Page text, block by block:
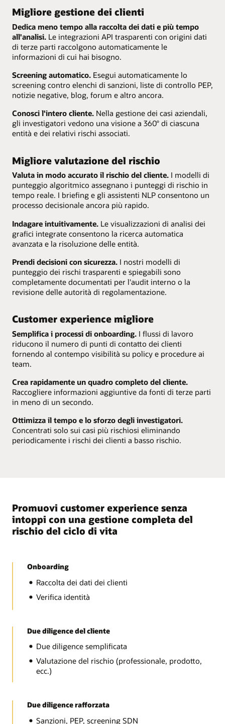
Migliore gestione dei clienti
Dedica meno tempo alla raccolta dei dati e più tempo
all'analisi. Le integrazioni API trasparenti con origini dati
di terze parti raccolgono automaticamente le
informazioni di cui hai bisogno.
Screening automatico. Esegui automaticamente lo
screening contro elenchi di sanzioni, liste di controllo PEP,
notizie negative, blog, forum e altro ancora.
Conosci l'intero cliente. Nella gestione dei casi aziendali,
gli investigatori vedono una visione a 360° di ciascuna
entità e dei relativi rischi associati.
Migliore valutazione del rischio
Valuta in modo accurato il rischio del cliente. I modelli di
punteggio algoritmico assegnano i punteggi di rischio in
tempo reale. I briefing e gli assistenti NLP consentono un
processo decisionale ancora più rapido.
Indagare intuitivamente. Le visualizzazioni di analisi dei
grafici integrate consentono la ricerca automatica
avanzata e la risoluzione delle entità.
Prendi decisioni con sicurezza. I nostri modelli di
punteggio dei rischi trasparenti e spiegabili sono
completamente documentati per l'audit interno o la
revisione delle autorità di regolamentazione.
Customer experience migliore
Semplifica i processi di onboarding. I flussi di lavoro
riducono il numero di punti di contatto dei clienti
fornendo al contempo visibilità su policy e procedure ai
team.
Crea rapidamente un quadro completo del cliente.
Raccogliere informazioni aggiuntive da fonti di terze parti
in meno di un secondo.
Ottimizza il tempo e lo sforzo degli investigatori.
Concentrati solo sui casi più rischiosi eliminando
periodicamente i rischi dei clienti a basso rischio.
Promuovi customer experience senza
intoppi con una gestione completa del
rischio del ciclo di vita
Onboarding
Raccolta dei dati dei clienti
Verifica identità
Due diligence del cliente
Due diligence semplificata
Valutazione del rischio (professionale, prodotto,
ecc.)
Due diligence rafforzata
Sanzioni, PEP, screening SDN